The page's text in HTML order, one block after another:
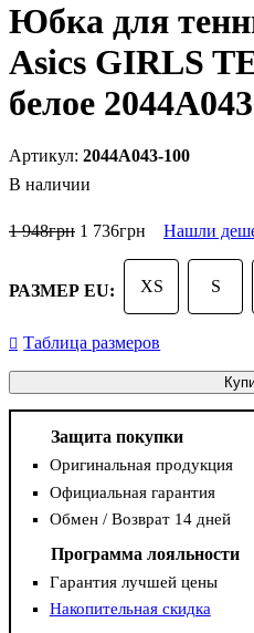
Юбка для
Asics GIRLS
белое
2044A043-100
В наличии
1 948грн 1 736грн Нашли
РАЗМЕР EU: XS S
Таблица размеров
Защита покупки
Оригинальная продукция
Официальная гарантия
Обмен / Возврат 14 дней
Программа лояльности
Гарантия лучшей цены
Накопительная скидка